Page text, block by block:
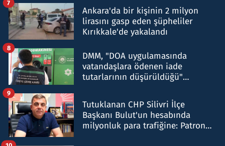
Ankara'da bir kişinin 2 milyon
lirasını gasp eden şüpheliler
Kırıkkale'de yakalandı
7
DMM, "DOA uygulamasında
vatandaşlara ödenen iade
tutarlarının düşürüldüğü"
8
Tutuklanan CHP Silivri İlçe
Başkanı Bulut'un hesabında
milyonluk para trafiğine: Patron
9